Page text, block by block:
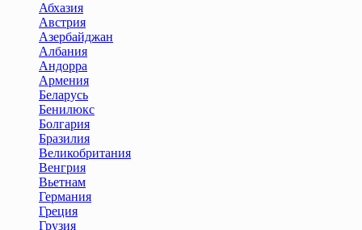
Абхазия
Австрия
Азербайджан
Албания
Андорра
Армения
Беларусь
Бенилюкс
Болгария
Бразилия
Великобритания
Венгрия
Вьетнам
Германия
Греция
Грузия